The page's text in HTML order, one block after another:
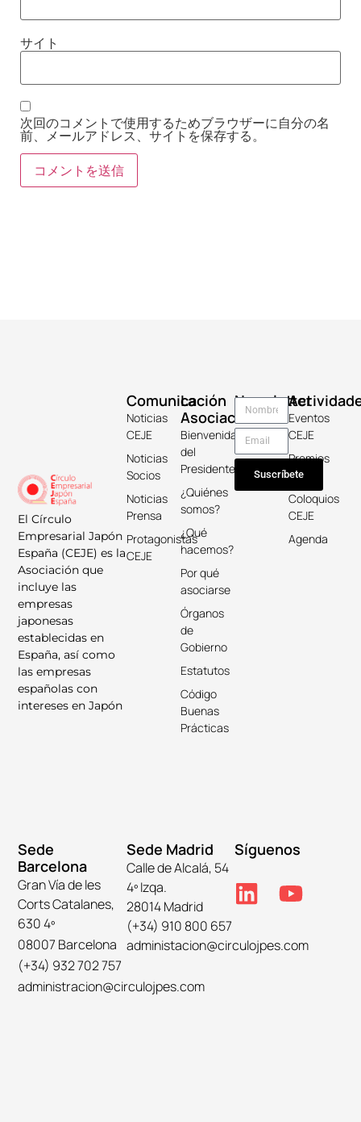
サイト
次回のコメントで使用するためブラウザーに自分の名
前、メールアドレス、サイトを保存する。
El Círculo
Empresarial Japón
España (CEJE) es la
Asociación que
incluye las
empresas
japonesas
establecidas en
España, así como
las empresas
españolas con
intereses en Japón
La
Asociación
Bienvenida
del
Presidente
¿Quiénes
somos?
¿Qué
hacemos?
Por qué
asociarse
Órganos
de
Gobierno
Estatutos
Código
Buenas
Prácticas
Comunicación
Noticias
CEJE
Noticias
Socios
Noticias
Prensa
Protagonistas
CEJE
Eventos
CEJE
Premios
Keicho
Coloquios
CEJE
Agenda
Newsletter
Suscríbete
Sede
Barcelona
Gran Vía de les
Corts Catalanes,
630 4º
08007 Barcelona
(+34) 932 702 757
administracion@circulojpes.com
Sede Madrid
Calle de Alcalá, 54
4º Izqa.
28014 Madrid
(+34) 910 800 657
administacion@circulojpes.com
Síguenos